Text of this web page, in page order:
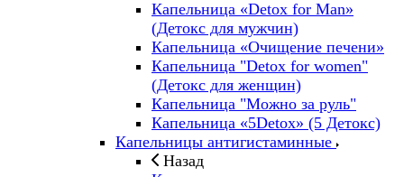
Капельница «Detox for Man»
(Детокс для мужчин)
Капельница «Очищение печени»
Капельница "Detox for women"
(Детокс для женщин)
Капельница "Можно за руль"
Капельница «5Detox» (5 Детокс)
Капельницы антигистаминные
Назад